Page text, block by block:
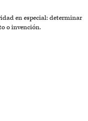
en especial: determinar
o invención.